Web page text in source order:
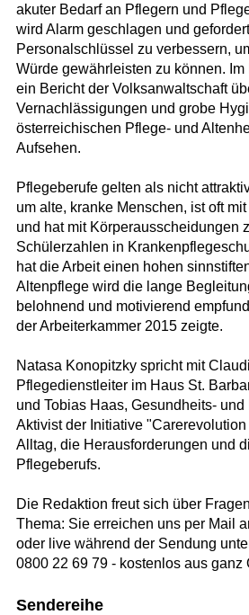
akuter Bedarf an Pflegern und
wird Alarm geschlagen und
Personalschlüssel zu verbessern,
Würde gewährleisten zu können.
ein Bericht der Volksanwaltschaft
Vernachlässigungen und grobe
österreichischen Pflege- und
Aufsehen.
Pflegeberufe gelten als nicht
um alte, kranke Menschen, ist oft
und hat mit Körperausscheidungen
Schülerzahlen in
hat die Arbeit einen hohen
Altenpflege wird die lange
belohnend und motivierend
der Arbeiterkammer 2015 zeigte.
Natasa Konopitzky spricht mit
Pflegedienstleiter im Haus St.
und Tobias Haas, Gesundheits-
Aktivist der Initiative
Alltag, die Herausforderungen und
Pflegeberufs.
Die Redaktion freut sich über
Thema: Sie erreichen uns per Mail
oder live während der Sendung
0800 22 69 79 - kostenlos aus ganz
Sendereihe